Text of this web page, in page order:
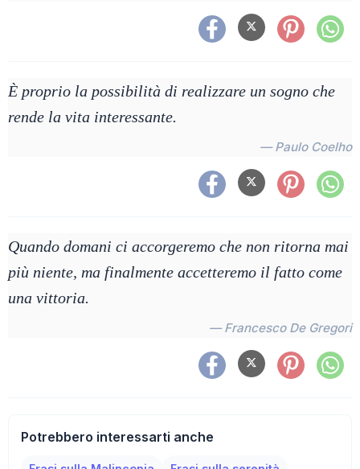
È proprio la possibilità di realizzare un sogno che
rende la vita interessante.
— Paulo Coelho
Quando domani ci accorgeremo che non ritorna mai
più niente, ma finalmente accetteremo il fatto come
una vittoria.
— Francesco De Gregori
Potrebbero interessarti anche